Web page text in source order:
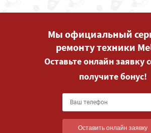
Мы официальный
ремонту техники
Оставьте онлайн заявку
получите бонус!
Оставить онлайн заявку